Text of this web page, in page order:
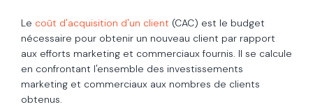
Le coût d'acquisition d'un client (CAC) est le budget
nécessaire pour obtenir un nouveau client par rapport
aux efforts marketing et commerciaux fournis. Il se calcule
en confrontant l'ensemble des investissements
marketing et commerciaux aux nombres de clients
obtenus.